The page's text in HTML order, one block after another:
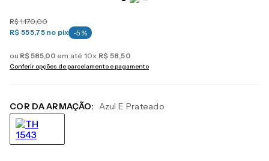
R$1.170,00
R$ 555,75 no pix -5 %
ou R$585,00 em até 10x R$ 58,50
Conferir opções de parcelamento e pagamento
COR DA ARMAÇÃO: Azul E Prateado